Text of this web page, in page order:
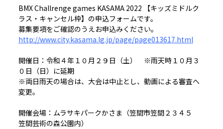
BMX Challrenge games KASAMA 2022 【キッズミドルク
ラス・キャンセル枠】の申込フォームです。
募集要項をご確認のうえお申込みください。
http://www.city.kasama.lg.jp/page/page013617.html
開催日：令和４年１０月２９日（土） ※雨天時１０月３
０日（日）に延期
※両日雨天の場合は、大会は中止とし、動画による審査へ
変更。
開催会場：ムラサキパークかさま（笠間市笠間２３４５
笠間芸術の森公園内）